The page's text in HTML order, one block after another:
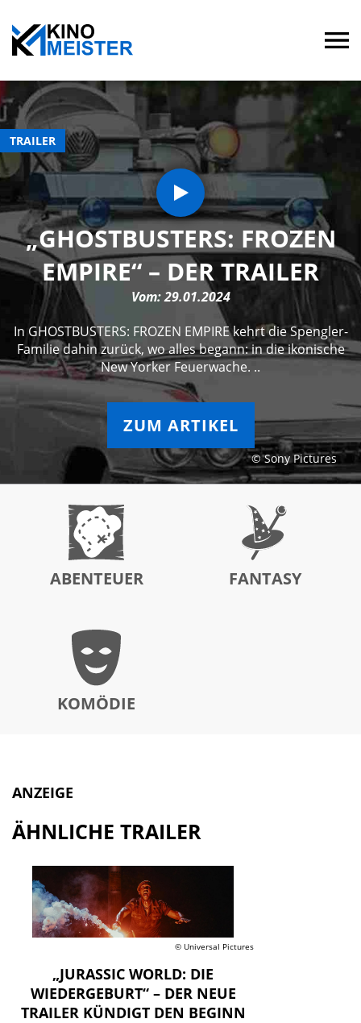
TRAILER
© Sony Pictures
„GHOSTBUSTERS: FROZEN
EMPIRE“ – DER TRAILER
Vom: 29.01.2024
In GHOSTBUSTERS: FROZEN EMPIRE kehrt die Spengler-
Familie dahin zurück, wo alles begann: in die ikonische
New Yorker Feuerwache. ..
ZUM ARTIKEL
ABENTEUER FANTASY
KOMÖDIE
ANZEIGE
ÄHNLICHE TRAILER
© Universal Pictures
„JURASSIC WORLD: DIE
WIEDERGEBURT“ – DER NEUE
TRAILER KÜNDIGT DEN BEGINN